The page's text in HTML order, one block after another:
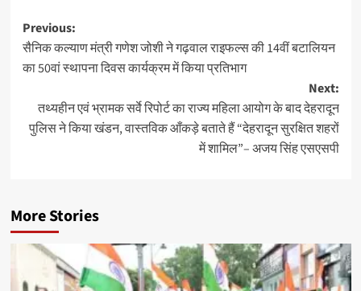
Post
navigation
Previous:
सैनिक कल्याण मंत्री गणेश जोशी ने गढ़वाल राइफल्स की 14वीं बटालियन
का 50वां स्थापना दिवस कार्यक्रम में किया प्रतिभाग
Next:
तथ्यहीन एवं भ्रामक सर्वे रिपोर्ट का राज्य महिला आयोग के बाद देहरादून
पुलिस ने किया खंडन, वास्तविक आँकड़े बताते हैं “देहरादून सुरक्षित शहरों
में शामिल”– अजय सिंह एसएसपी
More Stories